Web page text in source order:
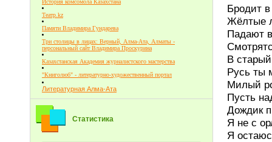
История комсомола Казахстана
Театр.kz
Памяти Владимира Гундарева
Три столицы в лицах: Верный, Алма-Ата, Алматы -
персональный сайт Владимира Проскурина
Казахстанская Академия журналистского мастерства
"Книголюб" - литературно-художественный портал
Литературная Алма-Ата
Статистика
Бродит
Жёлтые
Падают
В
Русь ты
Милый
Пусть
Дождик
Я не с
Я